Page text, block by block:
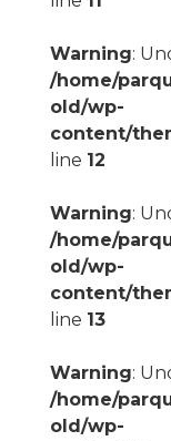
Warning:
/home/
old/wp-
content/
line 12
Warning:
/home/
old/wp-
content/
line 13
Warning:
/home/
old/wp-